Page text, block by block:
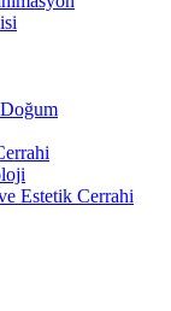
Doğum
Estetik Cerrahi